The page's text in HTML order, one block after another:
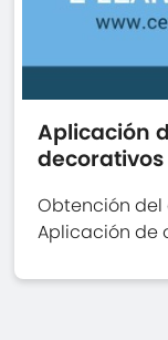
Aplicación
decorativos
Obtención
Aplicación de